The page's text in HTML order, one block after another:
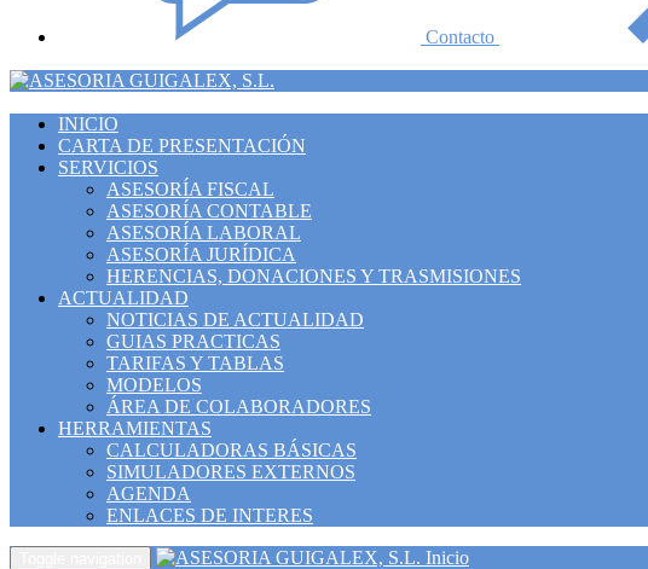
Contacto
INICIO
CARTA DE PRESENTACIÓN
SERVICIOS
ASESORÍA FISCAL
ASESORÍA CONTABLE
ASESORÍA LABORAL
ASESORÍA JURÍDICA
HERENCIAS, DONACIONES Y TRASMISIONES
ACTUALIDAD
NOTICIAS DE ACTUALIDAD
GUIAS PRACTICAS
TARIFAS Y TABLAS
MODELOS
ÁREA DE COLABORADORES
HERRAMIENTAS
CALCULADORAS BÁSICAS
SIMULADORES EXTERNOS
AGENDA
ENLACES DE INTERES
Inicio